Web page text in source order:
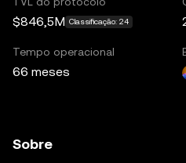
$846,5M Classificação: 24
Tempo operacional
66 meses
Sobre